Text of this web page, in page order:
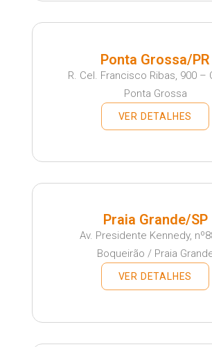
Ponta Grossa/PR
R. Cel. Francisco Ribas, 900 –
Ponta Grossa
VER DETALHES
Praia Grande/SP
Av. Presidente Kennedy,
Boqueirão / Praia
VER DETALHES